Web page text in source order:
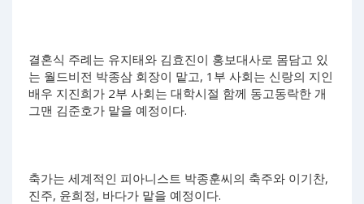
결혼식 주례는 유지태와 김효진이 홍보대사로 몸담고 있
는 월드비전 박종삼 회장이 맡고, 1부 사회는 신랑의 지인
배우 지진희가 2부 사회는 대학시절 함께 동고동락한 개
그맨 김준호가 맡을 예정이다.
축가는 세계적인 피아니스트 박종훈씨의 축주와 이기찬,
진주, 윤희정, 바다가 맡을 예정이다.